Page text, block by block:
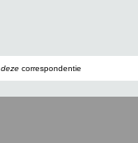
deze correspondentie